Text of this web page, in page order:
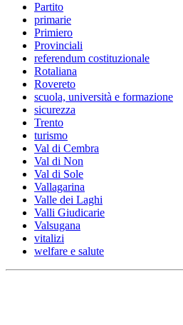
Partito
primarie
Primiero
Provinciali
referendum costituzionale
Rotaliana
Rovereto
scuola, università e formazione
sicurezza
Trento
turismo
Val di Cembra
Val di Non
Val di Sole
Vallagarina
Valle dei Laghi
Valli Giudicarie
Valsugana
vitalizi
welfare e salute